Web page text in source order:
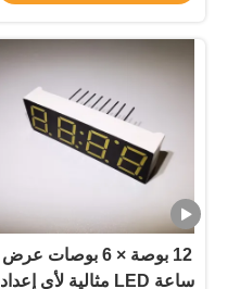
12 بوصة × 6 بوصات عرض
ساعة LED مثالية لأي إعداد